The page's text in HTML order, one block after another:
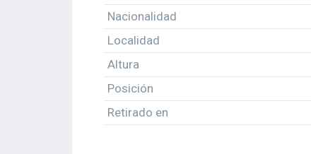
Nacionalidad
Localidad
Altura
Posición
Retirado en